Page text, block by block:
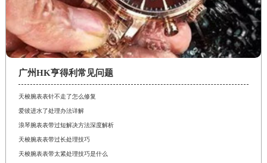
广州HK亨得利常见问题
天梭腕表表针不走了怎么修复
爱彼进水了处理办法详解
浪琴腕表表带过短解决方法深度解析
天梭腕表表带过长处理技巧
天梭腕表表带太紧处理技巧是什么